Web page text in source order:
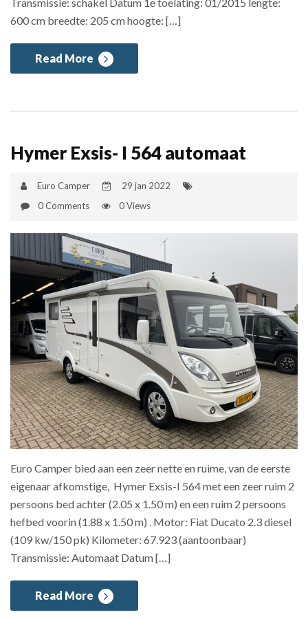
600 cm breedte: 205 cm hoogte: […]
Read More
Hymer Exsis- I 564 automaat
Euro Camper
29 jan 2022
0 Comments
0 Views
Euro Camper bied aan een zeer nette en ruime, van de eerste
eigenaar afkomstige, Hymer Exsis-I 564 met een zeer ruim 2
persoons bed achter (2.05 x 1.50 m) en een ruim 2 persoons
hefbed voorin (1.88 x 1.50 m) . Motor: Fiat Ducato 2.3 diesel
(109 kw/150 pk) Kilometer: 67.923 (aantoonbaar)
Transmissie: Automaat Datum […]
Read More